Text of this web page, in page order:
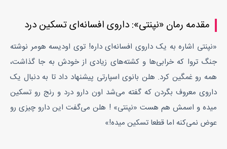
مقدمه رمان «نپنتی»: داروی افسانه‌ای تسکین درد
«نپنتی اشاره به یک داروی افسانه‌ای داره! توی اودیسه هومر نوشته
جنگ تروا که خرابی‌ها و کشته‌های زیادی از خودش به جا گذاشت،
همه رو غمگین کرد. هلن بانوی اسپارتی پیشنهاد داد تا به دنبال یک
داروی معروف بگردن که گفته می‌شد اون دارو درد و رنج رو تسکین
میده و اسمش هم هست «نپنتی» ! هلن می‌گفت این دارو چیزی رو
عوض نمی‌کنه اما قطعا تسکین میده!»